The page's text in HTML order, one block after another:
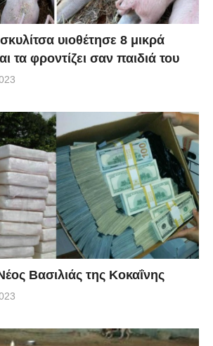
υιοθέτησε 8 μικρά
τα φροντίζει σαν παιδιά του
Βασιλιάς της Κοκαΐνης